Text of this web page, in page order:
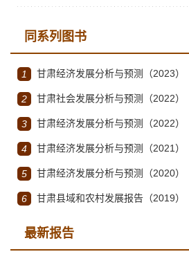
同系列图书
1 甘肃经济发展分析与预测（2023）
2 甘肃社会发展分析与预测（2022）
3 甘肃经济发展分析与预测（2022）
4 甘肃经济发展分析与预测（2021）
5 甘肃经济发展分析与预测（2020）
6 甘肃县域和农村发展报告（2019）
最新报告